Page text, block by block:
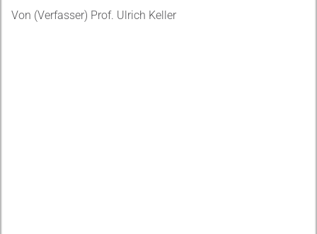
Von (Verfasser) Prof. Ulrich Keller